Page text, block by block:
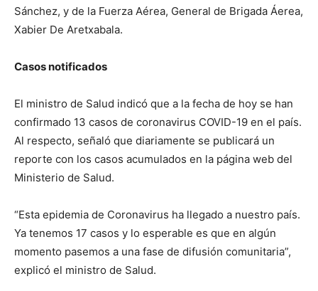
Sánchez, y de la Fuerza Aérea, General de Brigada Áerea,
Xabier De Aretxabala.
Casos notificados
El ministro de Salud indicó que a la fecha de hoy se han
confirmado 13 casos de coronavirus COVID-19 en el país.
Al respecto, señaló que diariamente se publicará un
reporte con los casos acumulados en la página web del
Ministerio de Salud.
“Esta epidemia de Coronavirus ha llegado a nuestro país.
Ya tenemos 17 casos y lo esperable es que en algún
momento pasemos a una fase de difusión comunitaria”,
explicó el ministro de Salud.